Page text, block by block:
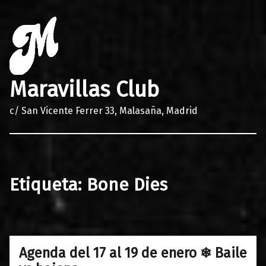
Maravillas Club
c/ San Vicente Ferrer 33, Malasaña, Madrid
Etiqueta: Bone Dies
Agenda del 17 al 19 de enero ❄ Baile
15/01/20190
Maravillas